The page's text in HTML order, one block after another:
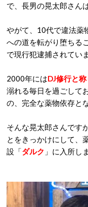
で、長男の晃太郎さん
やがて、10代で違法薬
への道を転がり堕ちる
で現行犯逮捕されていま
2000年にはDJ修行と
溺れる毎日を過ごして
の、完全な薬物依存と
そんな晃太郎さんです
とをきっかけにして、
設「ダルク 」に入所し